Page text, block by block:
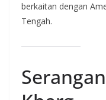
berkaitan dengan
Tengah.